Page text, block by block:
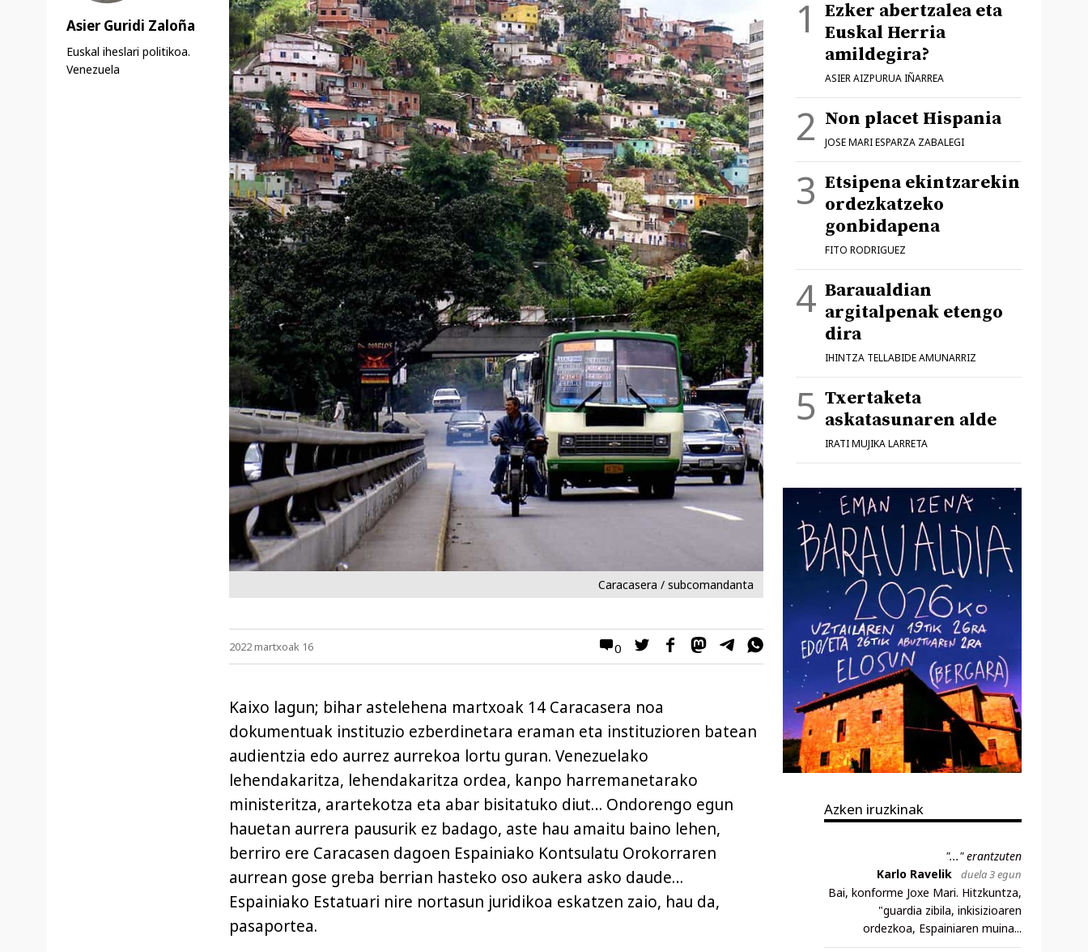
Caracasera / subcomandanta
0
2022 martxoak 16
Kaixo lagun; bihar astelehena martxoak 14 Caracasera noa
dokumentuak instituzio ezberdinetara eraman eta instituzioren batean
audientzia edo aurrez aurrekoa lortu guran. Venezuelako
lehendakaritza, lehendakaritza ordea, kanpo harremanetarako
ministeritza, arartekotza eta abar bisitatuko diut… Ondorengo egun
hauetan aurrera pausurik ez badago, aste hau amaitu baino lehen,
berriro ere Caracasen dagoen Espainiako Kontsulatu Orokorraren
aurrean gose greba berrian hasteko oso aukera asko daude…
Espainiako Estatuari nire nortasun juridikoa eskatzen zaio, hau da,
pasaportea.
Asier Guridi Zaloña
Euskal iheslari politikoa.
Venezuela
Ezker abertzalea eta
Euskal Herria
amildegira?
ASIER AIZPURUA IÑARREA
Non placet Hispania
JOSE MARI ESPARZA ZABALEGI
Etsipena ekintzarekin
ordezkatzeko
gonbidapena
FITO RODRIGUEZ
Baraualdian
argitalpenak etengo
dira
IHINTZA TELLABIDE AMUNARRIZ
Txertaketa
askatasunaren alde
IRATI MUJIKA LARRETA
Azken iruzkinak
"..." erantzuten
Karlo Ravelik
duela 3 egun
Bai, konforme Joxe Mari. Hitzkuntza,
"guardia zibila, inkisizioaren
ordezkoa, Espainiaren muina...